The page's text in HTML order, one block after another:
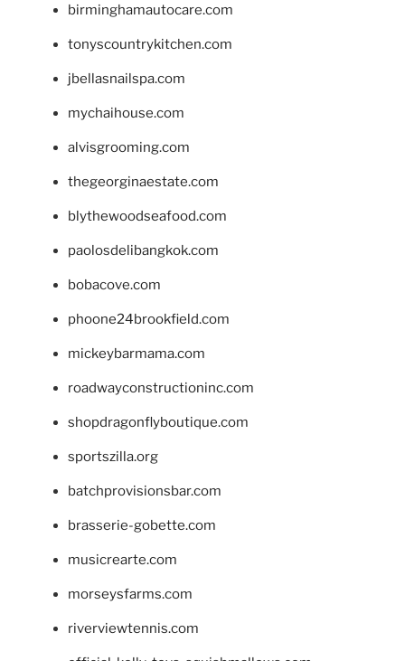
birminghamautocare.com
tonyscountrykitchen.com
jbellasnailspa.com
mychaihouse.com
alvisgrooming.com
thegeorginaestate.com
blythewoodseafood.com
paolosdelibangkok.com
bobacove.com
phoone24brookfield.com
mickeybarmama.com
roadwayconstructioninc.com
shopdragonflyboutique.com
sportszilla.org
batchprovisionsbar.com
brasserie-gobette.com
musicrearte.com
morseysfarms.com
riverviewtennis.com